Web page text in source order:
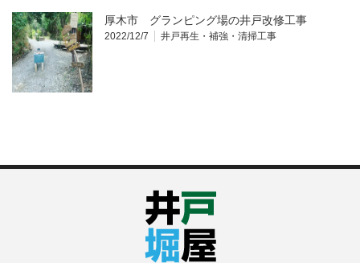
厚木市 グランピング場の井戸改修工事
2022/12/7 井戸再生・補強・清掃工事